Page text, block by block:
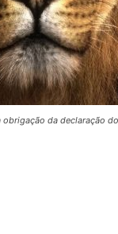
da declaração